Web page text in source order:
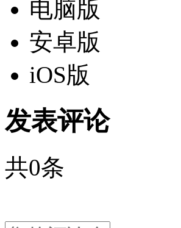
电脑版
安卓版
iOS版
发表评论
共0条